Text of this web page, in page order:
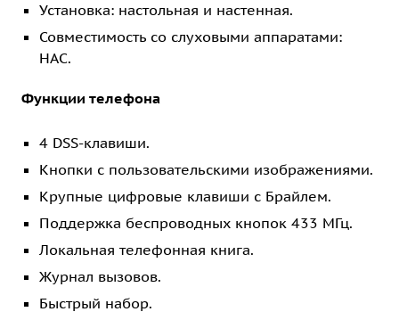
Установка: настольная и настенная.
Совместимость со слуховыми аппаратами:
HAC.
Функции телефона
4 DSS-клавиши.
Кнопки с пользовательскими изображениями.
Крупные цифровые клавиши с Брайлем.
Поддержка беспроводных кнопок 433 МГц.
Локальная телефонная книга.
Журнал вызовов.
Быстрый набор.